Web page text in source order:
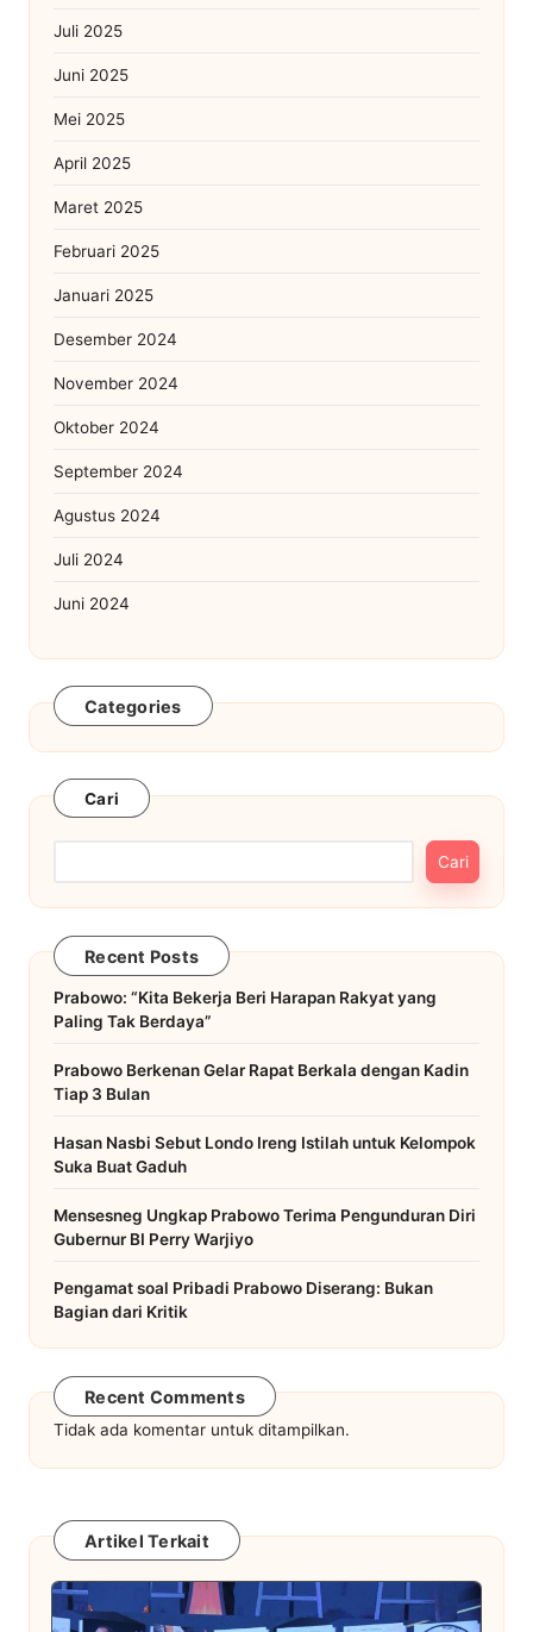
Juli 2025
Juni 2025
Mei 2025
April 2025
Maret 2025
Februari 2025
Januari 2025
Desember 2024
November 2024
Oktober 2024
September 2024
Agustus 2024
Juli 2024
Juni 2024
Categories
Cari
Cari
Recent Posts
Prabowo: “Kita Bekerja Beri Harapan Rakyat yang
Paling Tak Berdaya”
Prabowo Berkenan Gelar Rapat Berkala dengan Kadin
Tiap 3 Bulan
Hasan Nasbi Sebut Londo Ireng Istilah untuk Kelompok
Suka Buat Gaduh
Mensesneg Ungkap Prabowo Terima Pengunduran Diri
Gubernur BI Perry Warjiyo
Pengamat soal Pribadi Prabowo Diserang: Bukan
Bagian dari Kritik
Recent Comments
Tidak ada komentar untuk ditampilkan.
Artikel Terkait